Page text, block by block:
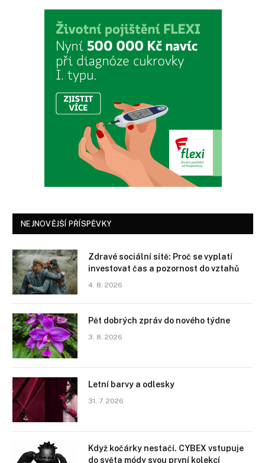
NEJNOVĚJŠÍ PŘÍSPĚVKY
Zdravé sociální sítě: Proč se vyplatí
investovat čas a pozornost do vztahů
4. 8. 2026
Pět dobrých zpráv do nového týdne
3. 8. 2026
Letní barvy a odlesky
31. 7. 2026
Když kočárky nestačí. CYBEX vstupuje
do světa módy svou první kolekcí